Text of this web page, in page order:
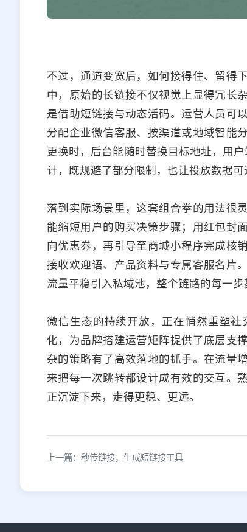
不过，通道变宽后，如何接得住、留得
中，原始的长链接不仅视觉上显得冗长
是借助短链接与动态活码。运营人员可
分配企业微信客服、按渠道或地域智能
更换时，后台能随时替换目标地址，用
计，既规避了部分限制，也让投放数据可
落到实际场景里，这套组合拳的用法很
能缩短用户的购买决策步骤；用红包封
向优惠券，再引导至商城小程序完成核
接收欢迎语、产品资料与专属客服名片
流量平稳引入私域池，整个链路的每一步
微信生态的持续开放，正在悄然重塑
化，为品牌搭建运营矩阵提供了底层支
杂的策略有了高效落地的抓手。在流量
来把每一次跳转都设计成有效的交互。
正沉淀下来，走得更稳、更远。
上一篇：秒传链接，生成短链接工具